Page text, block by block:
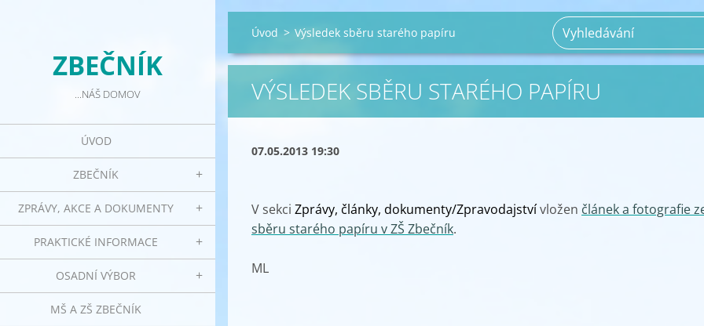
ZBEČNÍK
...NÁŠ DOMOV
ÚVOD
ZBEČNÍK
ZPRÁVY, AKCE A DOKUMENTY
PRAKTICKÉ INFORMACE
OSADNÍ VÝBOR
MŠ A ZŠ ZBEČNÍK
Úvod > Výsledek sběru starého papíru
VÝSLEDEK SBĚRU STARÉHO PAPÍRU
07.05.2013 19:30
V sekci Zprávy, články, dokumenty/Zpravodajstvívložen článek a fotografie
sběru starého papíru v ZŠ Zbečník.
ML